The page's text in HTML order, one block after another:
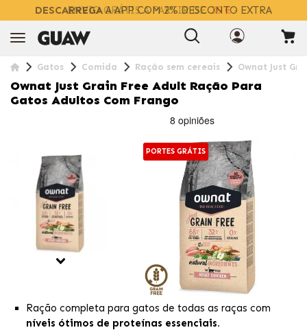
DESCARREGAA APP COM 2% DESCONTO EXTRA
Gatos Comida Ração sem cereais Ownat Just
Ownat Just Grain Free Adult Ração Para
Gatos Adultos Com Frango
PORTES GRÁTIS
Ração completa para gatos de todas as raças com
níveis ótimos de proteínas essenciais.